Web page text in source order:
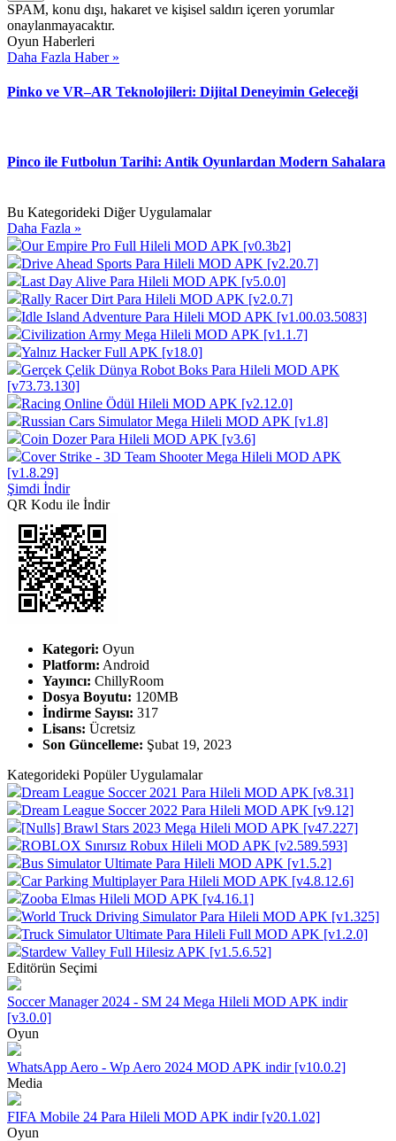
SPAM, konu dışı, hakaret ve kişisel saldırı içeren yorumlar
onaylanmayacaktır.
Oyun Haberleri
Daha Fazla Haber »
Pinko ve VR–AR Teknolojileri: Dijital Deneyimin Geleceği
Pinco ile Futbolun Tarihi: Antik Oyunlardan Modern Sahalara
Bu Kategorideki Diğer Uygulamalar
Daha Fazla »
Our Empire Pro Full Hileli MOD APK [v0.3b2]
Drive Ahead Sports Para Hileli MOD APK [v2.20.7]
Last Day Alive Para Hileli MOD APK [v5.0.0]
Rally Racer Dirt Para Hileli MOD APK [v2.0.7]
Idle Island Adventure Para Hileli MOD APK [v1.00.03.5083]
Civilization Army Mega Hileli MOD APK [v1.1.7]
Yalnız Hacker Full APK [v18.0]
Gerçek Çelik Dünya Robot Boks Para Hileli MOD APK
[v73.73.130]
Racing Online Ödül Hileli MOD APK [v2.12.0]
Russian Cars Simulator Mega Hileli MOD APK [v1.8]
Coin Dozer Para Hileli MOD APK [v3.6]
Cover Strike - 3D Team Shooter Mega Hileli MOD APK
[v1.8.29]
Şimdi İndir
QR Kodu ile İndir
Kategori: Oyun
Platform: Android
Yayıncı: ChillyRoom
Dosya Boyutu: 120MB
İndirme Sayısı: 317
Lisans: Ücretsiz
Son Güncelleme: Şubat 19, 2023
Kategorideki Popüler Uygulamalar
Dream League Soccer 2021 Para Hileli MOD APK [v8.31]
Dream League Soccer 2022 Para Hileli MOD APK [v9.12]
[Nulls] Brawl Stars 2023 Mega Hileli MOD APK [v47.227]
ROBLOX Sınırsız Robux Hileli MOD APK [v2.589.593]
Bus Simulator Ultimate Para Hileli MOD APK [v1.5.2]
Car Parking Multiplayer Para Hileli MOD APK [v4.8.12.6]
Zooba Elmas Hileli MOD APK [v4.16.1]
World Truck Driving Simulator Para Hileli MOD APK [v1.325]
Truck Simulator Ultimate Para Hileli Full MOD APK [v1.2.0]
Stardew Valley Full Hilesiz APK [v1.5.6.52]
Editörün Seçimi
Soccer Manager 2024 - SM 24 Mega Hileli MOD APK indir
[v3.0.0]
Oyun
WhatsApp Aero - Wp Aero 2024 MOD APK indir [v10.0.2]
Media
FIFA Mobile 24 Para Hileli MOD APK indir [v20.1.02]
Oyun